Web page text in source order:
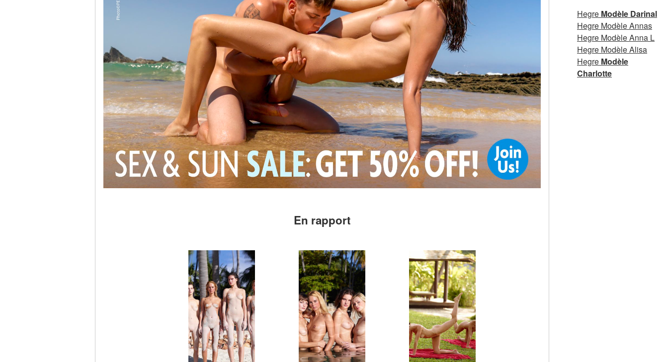
En rapport
Hegre Modèle Darinal
Hegre Modèle Annas
Hegre Modèle Anna L
Hegre Modèle Alisa
Hegre Modèle
Charlotte